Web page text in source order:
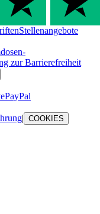
Stellenangebote
zur Barrierefreiheit
PayPal
| COOKIES